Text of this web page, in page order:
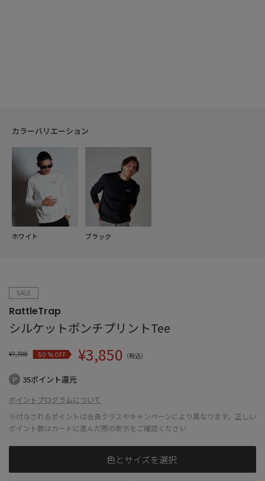
カラーバリエーション
ホワイト ブラック
SALE
RattleTrap
シルケットポンチプリントTee
¥7,700 50% OFF ¥3,850 （税込）
35ポイント還元
ポイントプログラムについて
※付与されるポイントは会員クラスやキャンペーンにより異なります。正しい
ポイント数はカートに進んだ際の表示をご確認ください
色とサイズを選択